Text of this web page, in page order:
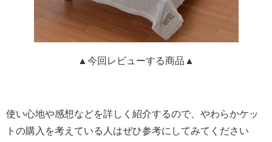
▲今回レビューする商品▲
使い心地や感想などを詳しく紹介するので、やわらかケッ
トの購入を考えている人はぜひ参考にしてみてください